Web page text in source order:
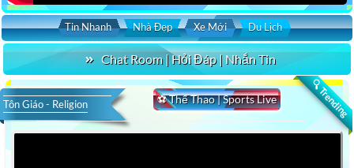
Tin Nhanh Nhà Đẹp Xe Mới Du Lịch
Chat Room | Hỏi Đáp | Nhắn Tin
🔍 Trending
⚽ Thể Thao | Sports Live
Tôn Giáo - Religion